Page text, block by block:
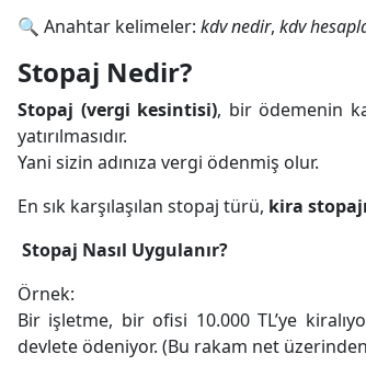
🔍 Anahtar kelimeler: kdv nedir, kdv
Stopaj Nedir?
Stopaj (vergi kesintisi), bir ödemenin
yatırılmasıdır.
Yani sizin adınıza vergi ödenmiş olur.
En sık karşılaşılan stopaj türü, kira
Stopaj Nasıl Uygulanır?
Örnek:
Bir işletme, bir ofisi 10.000 TL’ye
devlete ödeniyor. (Bu rakam net